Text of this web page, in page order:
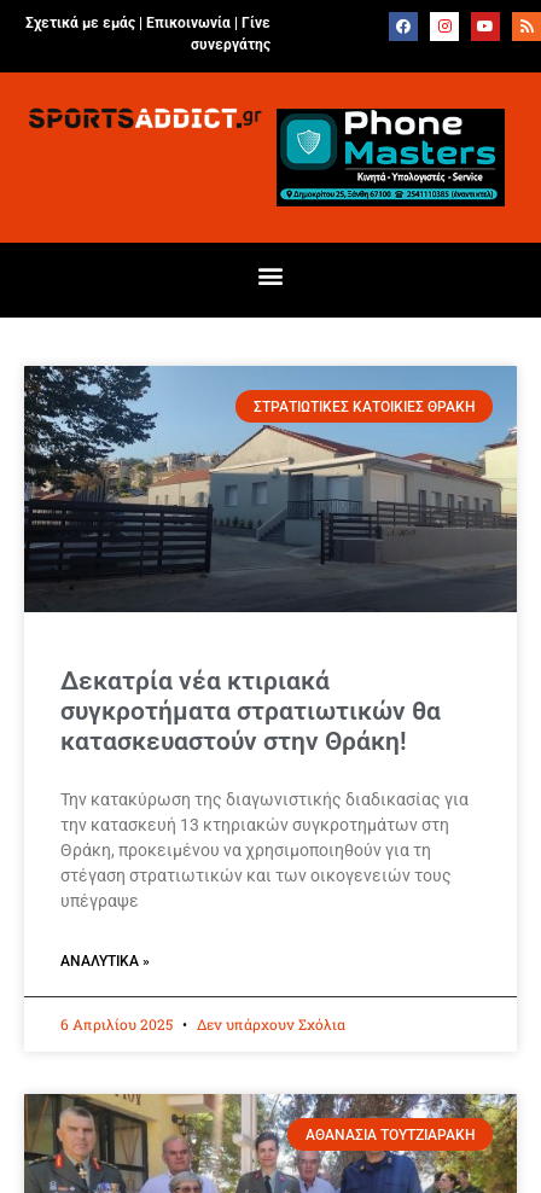
Σχετικά με εμάς | Επικοινωνία
Γίνε
συνεργάτης
ΣΤΡΑΤΙΩΤΙΚΕΣ ΚΑΤΟΙΚΙΕΣ ΘΡΑΚΗ
Δεκατρία νέα κτιριακά
συγκροτήματα στρατιωτικών θα
κατασκευαστούν στην Θράκη!
Την κατακύρωση της διαγωνιστικής διαδικασίας για
την κατασκευή 13 κτηριακών συγκροτημάτων στη
Θράκη, προκειμένου να χρησιμοποιηθούν για τη
στέγαση στρατιωτικών και των οικογενειών τους
υπέγραψε
ΑΝΑΛΥΤΙΚΆ »
6 Απριλίου 2025 Δεν υπάρχουν Σχόλια
ΑΘΑΝΑΣΙΑ ΤΟΥΤΖΙΑΡΑΚΗ